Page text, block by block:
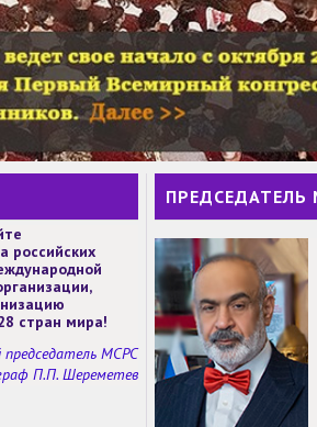
российских
стран мира!
МСРС
П.П. Шереметев
ПРЕДСЕДАТЕЛЬ